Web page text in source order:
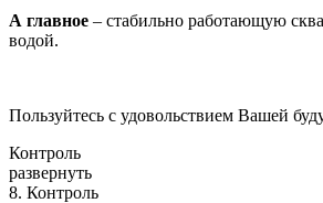
А главное – стабильно работающую
водой.
Пользуйтесь с удовольствием Вашей
Контроль
развернуть
8. Контроль